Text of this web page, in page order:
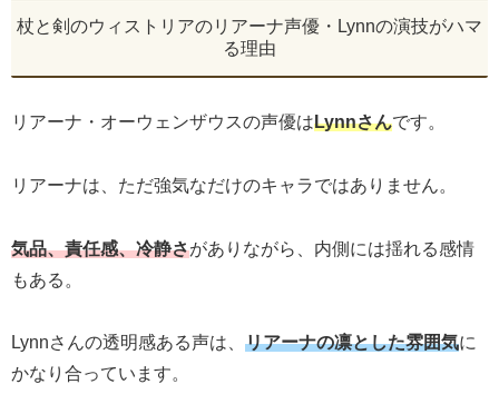
杖と剣のウィストリアのリアーナ声優・Lynnの演技がハマ
る理由
リアーナ・オーウェンザウスの声優はLynnさんです。
リアーナは、ただ強気なだけのキャラではありません。
気品、責任感、冷静さがありながら、内側には揺れる感情
もある。
Lynnさんの透明感ある声は、 リアーナの凛とした雰囲気に
かなり合っています。